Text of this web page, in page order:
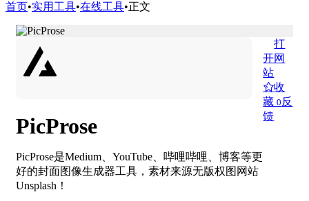
首页•实用工具•在线工具•正文
PicProse
PicProse是Medium、YouTube、哔哩哔哩、博客等更
好的封面图像生成器工具，素材来源无版权图网站
Unsplash！
打
开网
站
收
藏0 反
馈